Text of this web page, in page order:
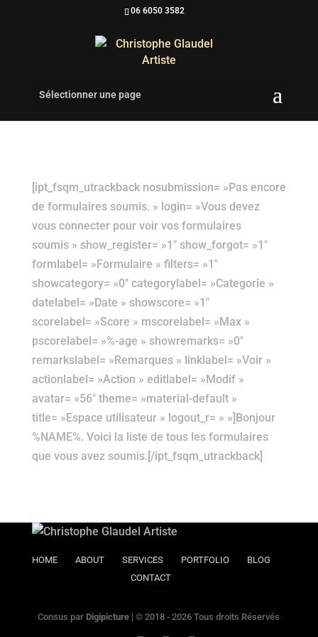
06 6050 3582
Sélectionner une page
[ipt_fsqm_utrackback nosubmission= »Pas encore
de formulaires soumis. » login= »Vous devez
vous connecter pour voir vos formulaires
soumis » show_register= »1″ show_forgot= »1″
formlabel= »Formulaire » filters= »1″
showcategory= »0″ categorylabel= »Categorie »
datelabel= »Date » showscore= »1″
scorelabel= »Score » mscorelabel= »Max »
pscorelabel= »%-age » showremarks= »0″
remarkslabel= »Remarques » linklabel= »Voir »
actionlabel= »Action » editlabel= »Modif »
avatar= »56″ theme= »material-default »
title= »Espace utilisateur » logout_r= » »]Bonjour
%NAME%. Voici la liste de tous les formulaires
que vous avez soumis.[/ipt_fsqm_utrackback]
HOME ABOUT SERVICES PORTFOLIO
BLOG
CONTACT
Consus par Digipicture | © 2018 - 2026 Tous droits Réservés